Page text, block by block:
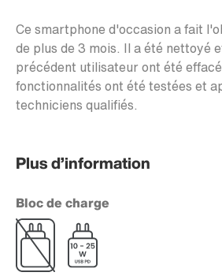
Ce smartphone d'occasion a fait
de plus de 3 mois. Il a été nettoyé
précédent utilisateur ont été
fonctionnalités ont été testées et
techniciens qualifiés.
Plus d’information
Bloc de charge